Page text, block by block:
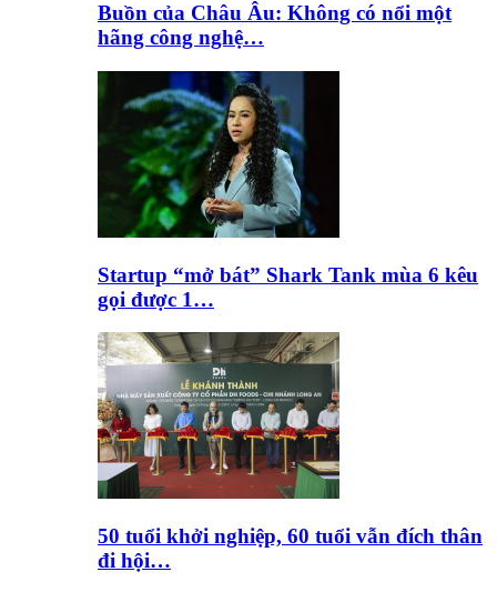
Buồn của Châu Âu: Không có nổi một
hãng công nghệ…
Startup “mở bát” Shark Tank mùa 6 kêu
gọi được 1…
50 tuổi khởi nghiệp, 60 tuổi vẫn đích thân
đi hội…